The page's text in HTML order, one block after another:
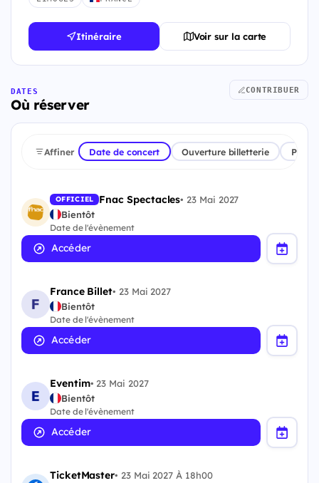
Itinéraire Voir sur la carte
DATES
Où réserver
CONTRIBUER
Affiner Date de concert Ouverture billetterie
OFFICIEL Fnac Spectacles• 23 Mai 2027
Bientôt
Date de l'évènement
Accéder
France Billet• 23 Mai 2027
Bientôt
Date de l'évènement
Accéder
Eventim• 23 Mai 2027
Bientôt
Date de l'évènement
Accéder
TicketMaster• 23 Mai 2027 À 18h00